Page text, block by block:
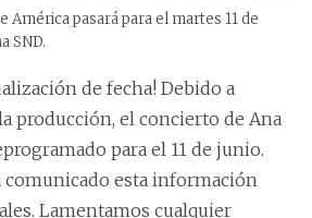
América pasará para el martes 11 de
SND.
de fecha! Debido a
producción, el concierto de Ana
para el 11 de junio.
comunicado esta información
Lamentamos cualquier